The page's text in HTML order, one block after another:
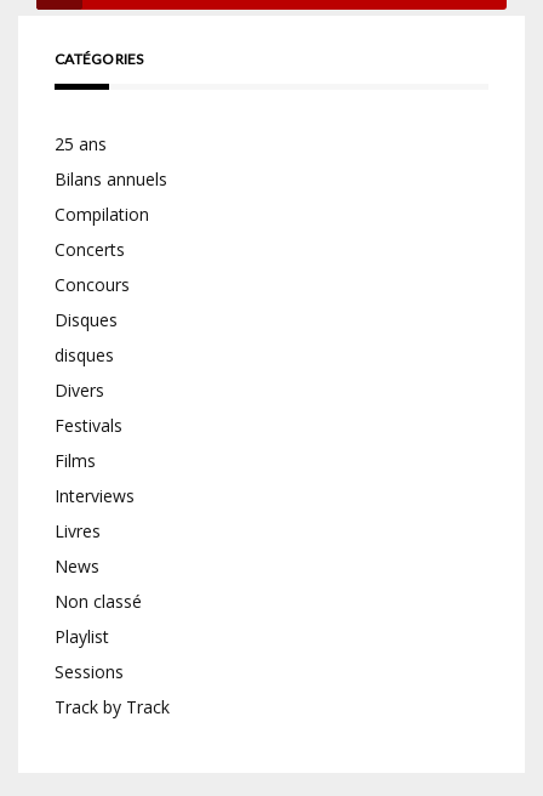
CATÉGORIES
25 ans
Bilans annuels
Compilation
Concerts
Concours
Disques
disques
Divers
Festivals
Films
Interviews
Livres
News
Non classé
Playlist
Sessions
Track by Track